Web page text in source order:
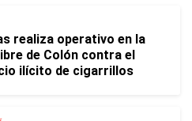
realiza operativo en la
de Colón contra el
ilícito de cigarrillos